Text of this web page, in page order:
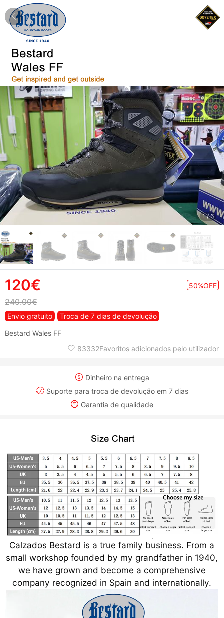
1/6
120€ 50%OFF
240.00€
Envio gratuito
Troca de 7 dias de devolução
Bestard Wales FF
83332Favoritos adicionados pelo utilizador
Dinheiro na entrega
Suporte para troca de devolução em 7 dias
Garantia de qualidade
Calzados Bestard is a true family business. From a
small workshop founded by my grandfather in 1940,
we have grown and become a comprehensive
company recognized in Spain and internationally.